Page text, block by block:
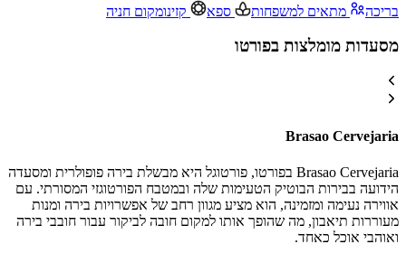
בריכה
מתאים למשפחות ספא קזינומקום חניה
מסעדות מומלצות בפורטו
Brasao Cervejaria
Brasao Cervejaria בפורטו, פורטוגל היא מבשלת בירה פופולרית ומסעדה
הידועה בבירות הבוטיק הטעימות שלה ובמטבח הפורטוגזי המסורתי. עם
אווירה נעימה ומזמינה, הוא מציע מגוון רחב של אפשרויות בירה ומנות
מעוררות תיאבון, מה שהופך אותו למקום חובה לביקור עבור חובבי בירה
ואוהבי אוכל כאחד.